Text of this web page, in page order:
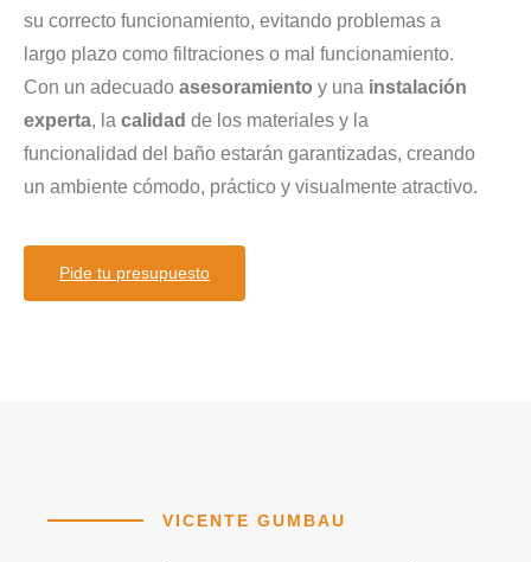
su correcto funcionamiento, evitando problemas a
largo plazo como filtraciones o mal funcionamiento.
Con un adecuado asesoramiento y una instalación
experta, la calidad de los materiales y la
funcionalidad del baño estarán garantizadas, creando
un ambiente cómodo, práctico y visualmente atractivo.
Pide tu presupuesto
VICENTE GUMBAU